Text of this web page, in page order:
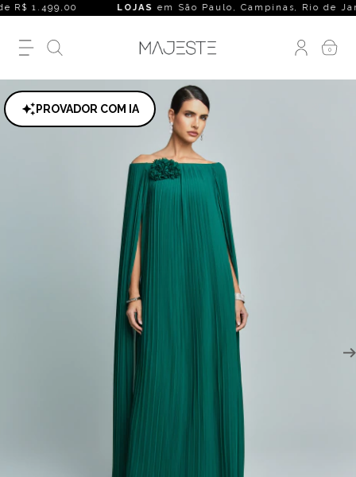
R$ 1.499,00 LOJASem São Paulo, Campinas, Rio de
0
PROVADOR COM IA